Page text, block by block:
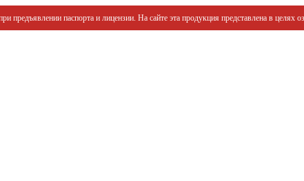
паспорта и лицензии. На сайте эта продукция представлена в целях